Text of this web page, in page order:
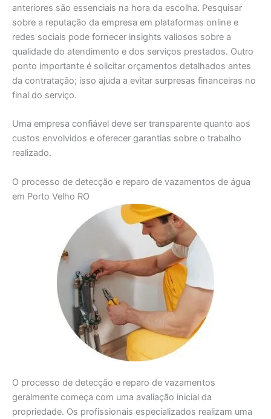
anteriores são essenciais na hora da escolha. Pesquisar
sobre a reputação da empresa em plataformas online e
redes sociais pode fornecer insights valiosos sobre a
qualidade do atendimento e dos serviços prestados. Outro
ponto importante é solicitar orçamentos detalhados antes
da contratação; isso ajuda a evitar surpresas financeiras no
final do serviço.
Uma empresa confiável deve ser transparente quanto aos
custos envolvidos e oferecer garantias sobre o trabalho
realizado.
O processo de detecção e reparo de vazamentos de água
em Porto Velho RO
O processo de detecção e reparo de vazamentos
geralmente começa com uma avaliação inicial da
propriedade. Os profissionais especializados realizam uma